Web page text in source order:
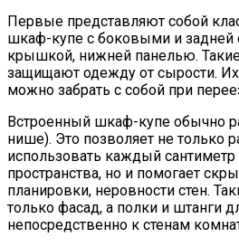
Первые представляют собой
шкаф-купе с боковыми и задней
крышкой, нижней панелью.
защищают одежду от сырости.
можно забрать с собой при
Встроенный шкаф-купе обычно
нише). Это позволяет не только
использовать каждый сантиметр
пространства, но и помогает
планировки, неровности стен.
только фасад, а полки и штанги
непосредственно к стенам